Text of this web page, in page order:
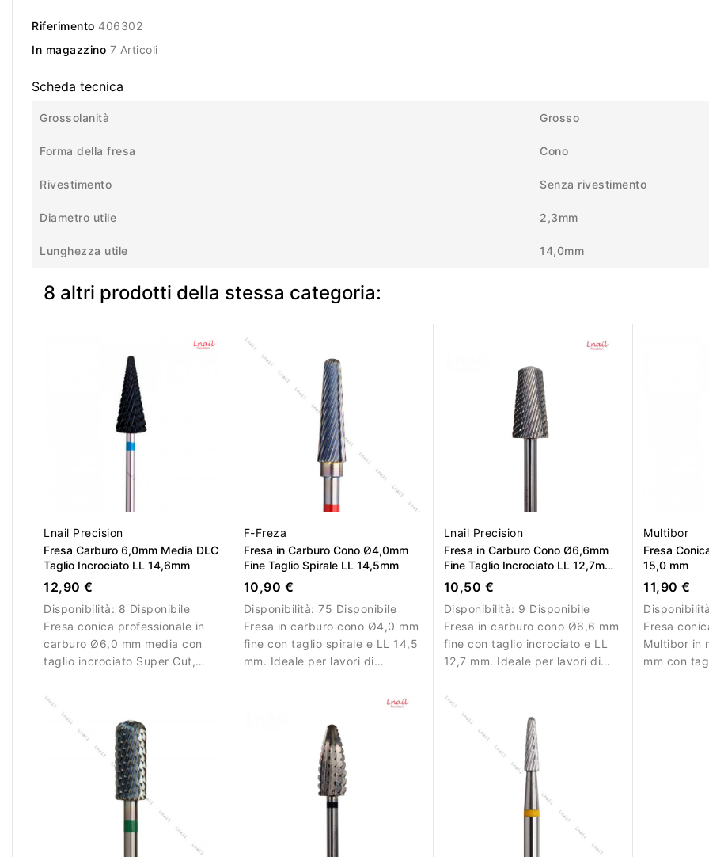
Riferimento 406302
In magazzino 7 Articoli
Scheda tecnica
Grossolanità Grosso
Forma della fresa Cono
Rivestimento Senza rivestimento
Diametro utile 2,3mm
Lunghezza utile 14,0mm
8 altri prodotti della stessa categoria:
Lnail Precision
Fresa Carburo 6,0mm Media DLC
Taglio Incrociato LL 14,6mm
12,90 €
Disponibilità: 8 Disponibile
Fresa conica professionale in
carburo Ø6,0 mm media con
taglio incrociato Super Cut,
mm. Ideale per rimozione
bilanciata e precisa.
F-Freza
Fresa in Carburo Cono Ø4,0mm
Fine Taglio Spirale LL 14,5mm
10,90 €
Disponibilità:75 Disponibile
Fresa in carburo cono Ø4,0 mm
fine con taglio spirale e LL 14,5
mm. Ideale per lavori di
Lnail Precision
Fresa in Carburo Cono Ø6,6mm
Fine Taglio Incrociato LL 12,7mm
L/R
10,50 €
Disponibilità: 9 Disponibile
Fresa in carburo cono Ø6,6 mm
fine con taglio incrociato e LL
12,7 mm. Ideale per lavori di
Multibor
Fresa
15,0 mm
11,90 €
Fresa
Multibor in
mm con